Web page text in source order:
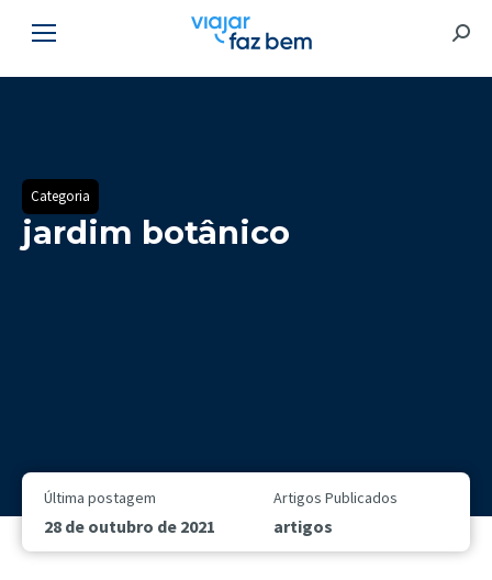
Categoria
jardim botânico
Última postagem
28 de outubro de 2021
Artigos Publicados
artigos